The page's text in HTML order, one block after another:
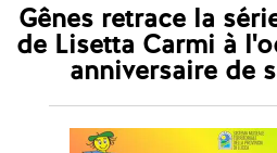
Gênes retrace la
de Lisetta Carmi à
anniversaire de